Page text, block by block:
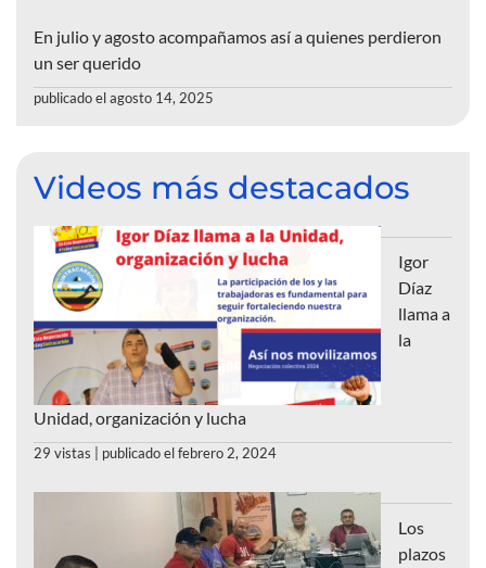
En julio y agosto acompañamos así a quienes perdieron
un ser querido
publicado el agosto 14, 2025
Videos más destacados
Igor
Díaz
llama a
la
Unidad, organización y lucha
29 vistas publicado el febrero 2, 2024
Los
plazos